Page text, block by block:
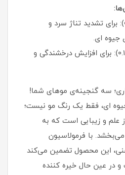
واریاسیون دودی (0.11): برای تشدید تناژ سرد و
جیوه ای.
واریاسیون نقره‌ای (0.12): برای افزایش درخشندگی و
سه گنجینه‌ی موهای شما!
ای، فقط یک رنگ مو نیست؛
علم و زیبایی است که به
با فرمولاسیون
این محصول تضمین می‌کند
در عین حال خیره‌ کننده